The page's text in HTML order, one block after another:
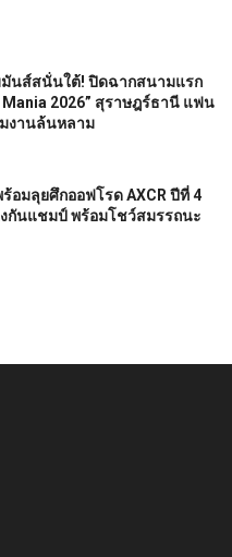
มันส์สนั่นใต้! ปิดฉากสนามแรก
Mania 2026” สุราษฎร์ธานี แฟน
งานล้นหลาม
อมลุยศึกออฟโรด AXCR ปีที่ 4
กันแชมป์ พร้อมโชว์สมรรถนะ